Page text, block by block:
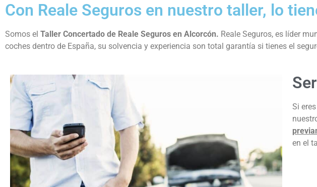
Con Reale Seguros en nuestro taller, lo
Somos el Taller Concertado de Reale Seguros en Alcorcón. Reale Seguros, es líder
coches dentro de España, su solvencia y experiencia son total garantía si tienes el
Si
en el